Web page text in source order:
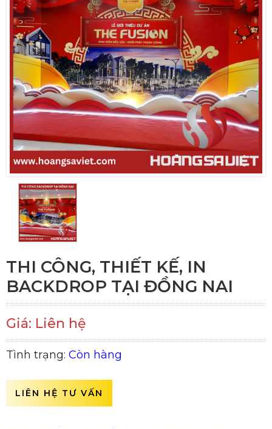
THI CÔNG, THIẾT KẾ, IN
BACKDROP TẠI ĐỒNG NAI
Giá: Liên hệ
Tình trạng: Còn hàng
LIÊN HỆ TƯ VẤN